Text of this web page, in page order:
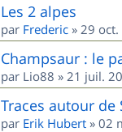
Les 2 alpes
par Frederic » 29
Champsaur : le
par Lio88 » 21 juil.
Traces autour de
par Erik Hubert » 02